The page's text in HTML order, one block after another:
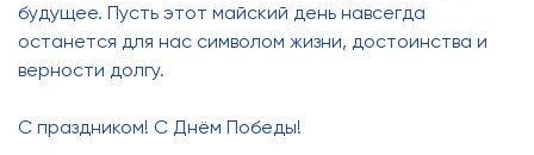
будущее. Пусть этот майский день навсегда
останется для нас символом жизни, достоинства и
верности долгу.
С праздником! С Днём Победы!